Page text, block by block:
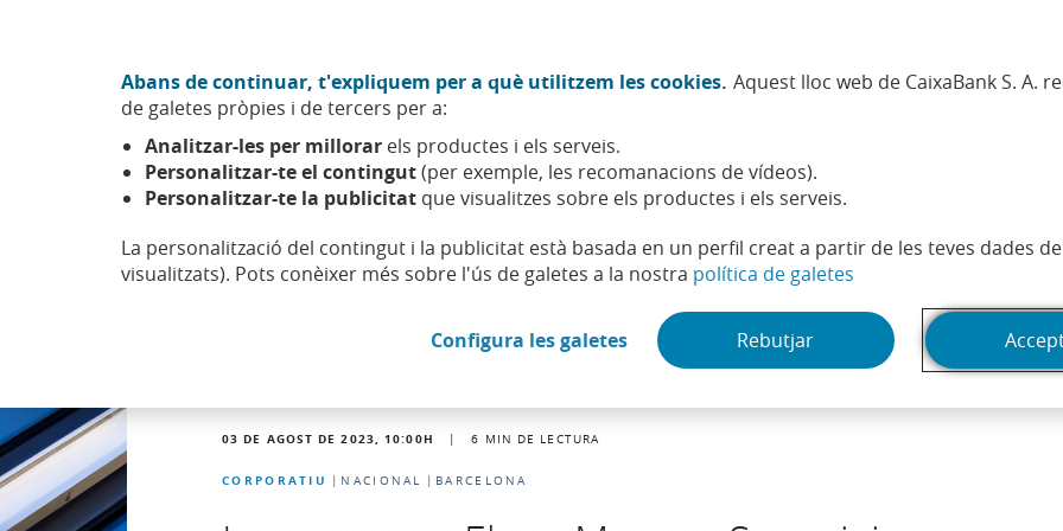
Abans de continuar, t'expliquem per a què utilitzem les cookies. Aquest lloc web de CaixaBank S. A.
de galetes pròpies i de tercers per a:
Analitzar-les per millorar els productes i els serveis.
Personalitzar-te el contingut(per exemple, les recomanacions de vídeos).
Personalitzar-te la publicitat que visualitzes sobre els productes i els serveis.
La personalització del contingut i la publicitat està basada en un perfil creat a partir de les teves dades
visualitzats). Pots conèixer més sobre l'ús de galetes a la nostra política de galetes
Configura les galetes(Obre en finestra nova)
Rebutjar
Sobre nosaltres Accionistes i inversors
Actualitat Noticies
03 DE AGOST DE 2023, 10:00H |6 MIN DE LECTURA
CORPORATIU NACIONAL BARCELONA